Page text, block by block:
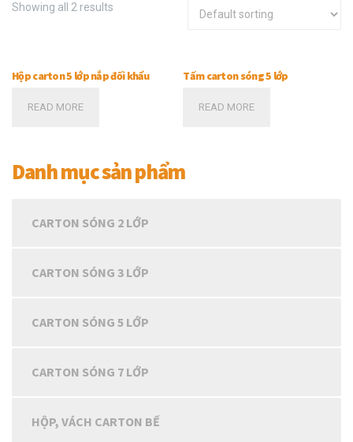
Showing all 2 results
Hộp carton 5 lớp nắp đối khẩu
READ MORE
Tấm carton sóng 5 lớp
READ MORE
Danh mục sản phẩm
CARTON SÓNG 2 LỚP
CARTON SÓNG 3 LỚP
CARTON SÓNG 5 LỚP
CARTON SÓNG 7 LỚP
HỘP, VÁCH CARTON BẾ